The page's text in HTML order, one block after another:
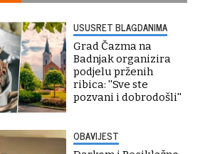
USUSRET BLAGDANIMA
Grad Čazma na
Badnjak organizira
podjelu prženih
ribica: ''Sve ste
pozvani i dobrodošli''
OBAVIJEST